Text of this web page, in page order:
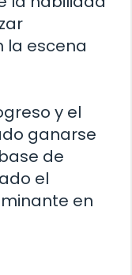
la escena
y el
ganarse
de
el
en